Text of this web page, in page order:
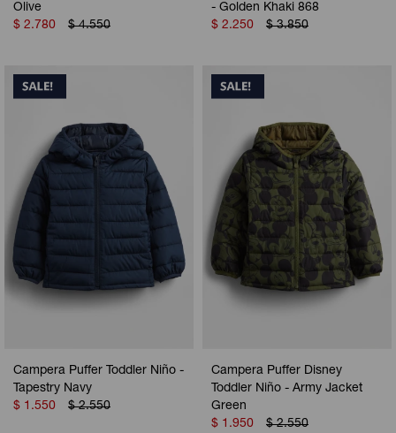
Olive
$ 2.780 $ 4.550
- Golden Khaki 868
$ 2.250 $ 3.850
Campera Puffer Toddler Niño -
Tapestry Navy
$ 1.550 $ 2.550
Campera Puffer Disney
Toddler Niño - Army Jacket
Green
$ 1.950 $ 2.550